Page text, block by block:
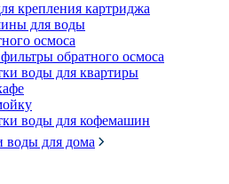
крепления картриджа
для воды
осмоса
обратного осмоса
воды для квартиры
воды для кофемашин
воды для дома